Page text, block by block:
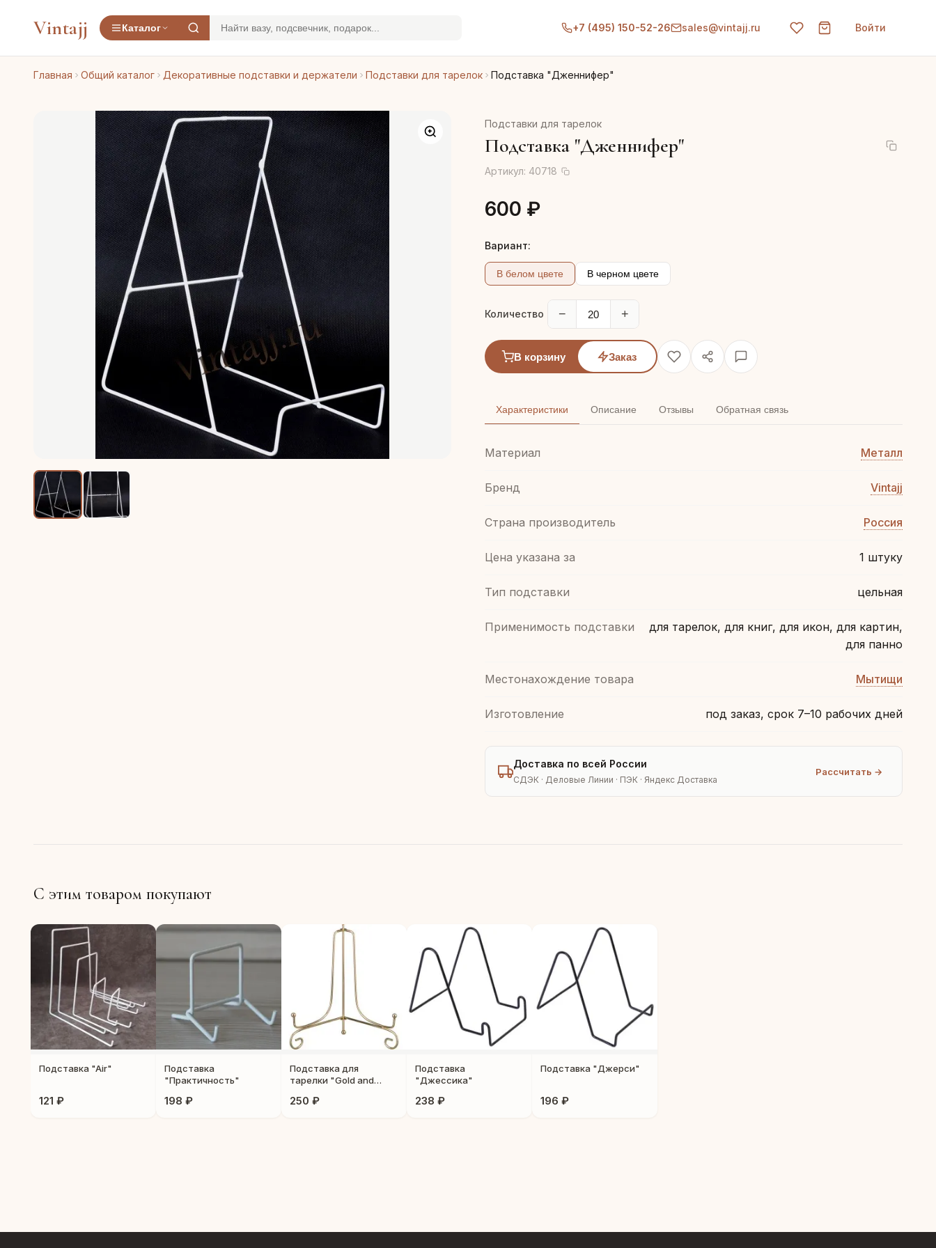
Vintajj Каталог +7 (495) 150-52-26 sales@vintajj.ru Войти
Главная Общий каталог Декоративные подставки и держатели Подставки для тарелок Подставка "Дженнифер"
Подставки для тарелок
Подставка "Дженнифер"
Артикул: 40718
600 ₽
Вариант:
В белом цвете В черном цвете
Количество − +
В корзину Заказ
Характеристики Описание Отзывы Обратная связь
Материал Металл
Бренд Vintajj
Страна производитель Россия
Цена указана за 1 штуку
Тип подставки цельная
Применимость подставки
для тарелок, для книг, для икон, для картин,
для панно
Местонахождение товара Мытищи
Изготовление под заказ, срок 7–10 рабочих дней
Доставка по всей России
СДЭК · Деловые Линии · ПЭК · Яндекс Доставка
Рассчитать →
С этим товаром покупают
Подставка "Air"
121 ₽
Подставка
"Практичность"
198 ₽
Подставка для
тарелки "Gold and
250 ₽
Подставка
"Джессика"
238 ₽
Подставка "Джерси"
196 ₽